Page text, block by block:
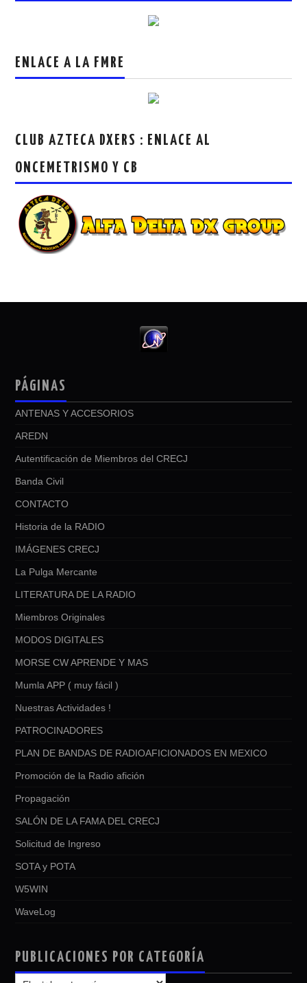
ENLACE A LA FMRE
CLUB AZTECA DXERS : ENLACE AL
ONCEMETRISMO Y CB
PÁGINAS
ANTENAS Y ACCESORIOS
AREDN
Autentificación de Miembros del CRECJ
Banda Civil
CONTACTO
Historia de la RADIO
IMÁGENES CRECJ
La Pulga Mercante
LITERATURA DE LA RADIO
Miembros Originales
MODOS DIGITALES
MORSE CW APRENDE Y MAS
Mumla APP ( muy fácil )
Nuestras Actividades !
PATROCINADORES
PLAN DE BANDAS DE RADIOAFICIONADOS EN MEXICO
Promoción de la Radio afición
Propagación
SALÓN DE LA FAMA DEL CRECJ
Solicitud de Ingreso
SOTA y POTA
W5WIN
WaveLog
PUBLICACIONES POR CATEGORÍA
PUBLICACIONES